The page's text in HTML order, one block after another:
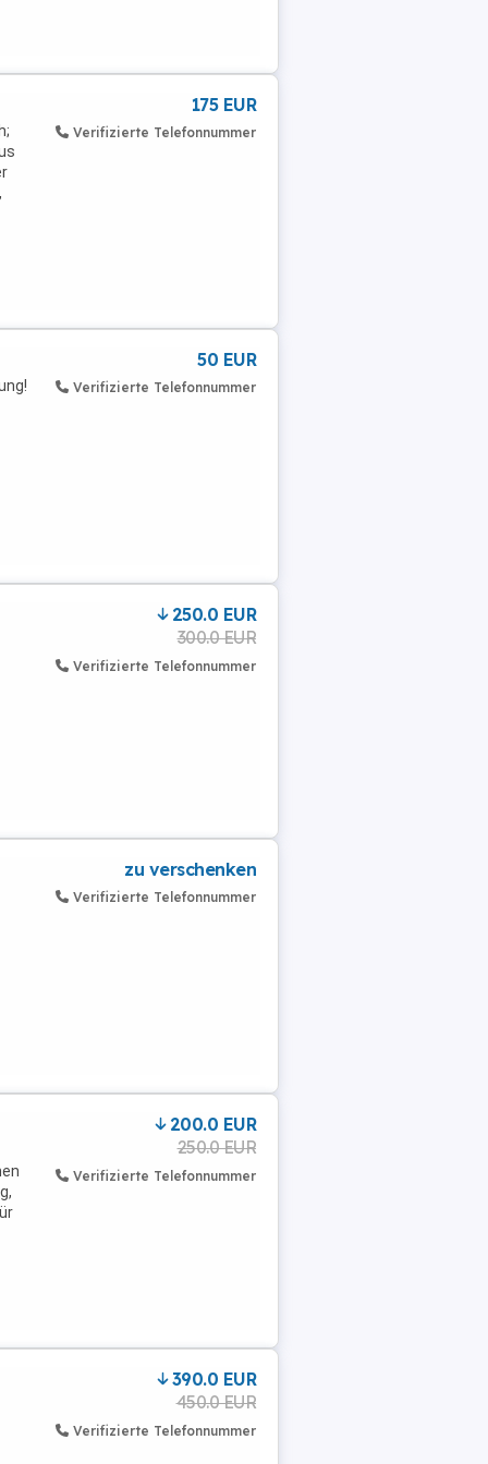
175 EUR
Verifizierte Telefonnummer
50 EUR
Verifizierte Telefonnummer
250.0 EUR
300.0 EUR
Verifizierte Telefonnummer
zu verschenken
Verifizierte Telefonnummer
200.0 EUR
250.0 EUR
Verifizierte Telefonnummer
390.0 EUR
450.0 EUR
Verifizierte Telefonnummer